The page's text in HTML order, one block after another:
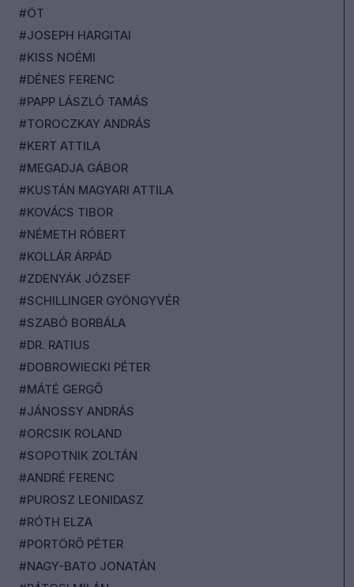
#ÖT
#JOSEPH HARGITAI
#KISS NOÉMI
#DÉNES FERENC
#PAPP LÁSZLÓ TAMÁS
#TOROCZKAY ANDRÁS
#KERT ATTILA
#MEGADJA GÁBOR
#KUSTÁN MAGYARI ATTILA
#KOVÁCS TIBOR
#NÉMETH RÓBERT
#KOLLÁR ÁRPÁD
#ZDENYÁK JÓZSEF
#SCHILLINGER GYÖNGYVÉR
#SZABÓ BORBÁLA
#DR. RATIUS
#DOBROWIECKI PÉTER
#MÁTÉ GERGŐ
#JÁNOSSY ANDRÁS
#ORCSIK ROLAND
#SOPOTNIK ZOLTÁN
#ANDRÉ FERENC
#PUROSZ LEONIDASZ
#RÓTH ELZA
#PORTÖRŐ PÉTER
#NAGY-BATO JONATÁN